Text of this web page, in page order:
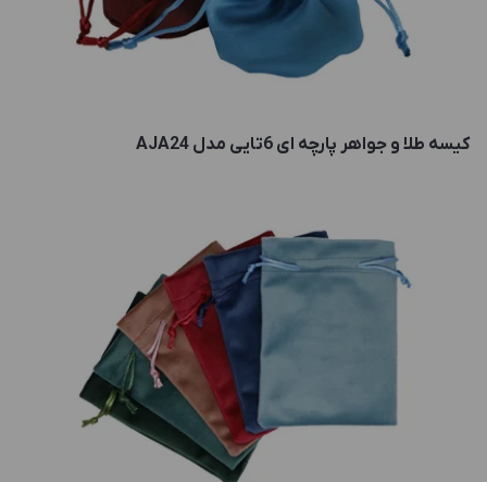
کیسه طلا و جواهر پارچه ای 6تایی مدل AJA24